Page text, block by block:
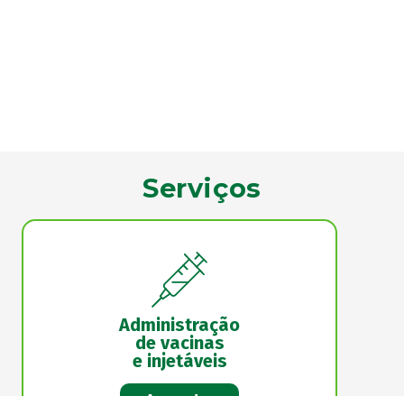
Serviços
Administração
de vacinas
e injetáveis